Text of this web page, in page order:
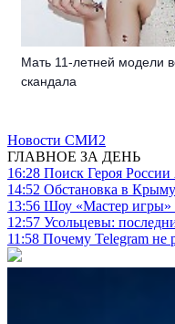
Мать 11-летней модели
скандала
Новости СМИ2
ГЛАВНОЕ ЗА ДЕНЬ
16:28 Поиск Героя
14:52 Обстановка в
13:56 Шоу «Мастер игры»
12:57 Усольцевы:
11:58 Почему Telegram не